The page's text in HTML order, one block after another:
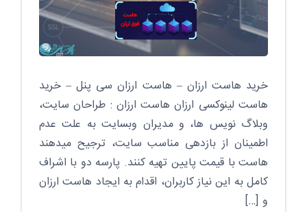
خرید هاست ارزان – هاست ارزان سی پنل – خرید
هاست لینوکسی ارزان هاست ارزان : طراحان سایت،
وبلاگ نویس ها، و مدیران وبسایت به علت عدم
اطمینان از بازدهی مناسب سایت، ترجیح میدهند
هاست با قیمت پایین تهیه کنند. پارسه دو با اشراف
کامل به این نیاز کاربران، اقدام به ایجاد هاست ارزان
و […]